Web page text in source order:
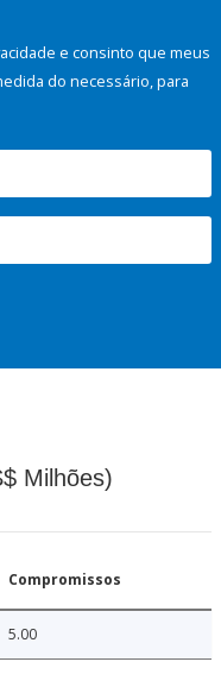
e consinto que meus
do necessário, para
Milhões)
Compromissos
5.00